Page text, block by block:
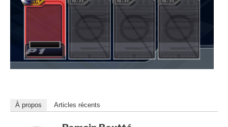
À propos Articles récents